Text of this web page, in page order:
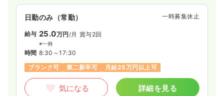
日勤のみ（常勤） 一時募集休止
給与 25.0万円/月 賞与2回
※一例
時間 8:30～17:30
ブランク可
第二新卒可 月給25万円以上可
気になる 詳細を見る